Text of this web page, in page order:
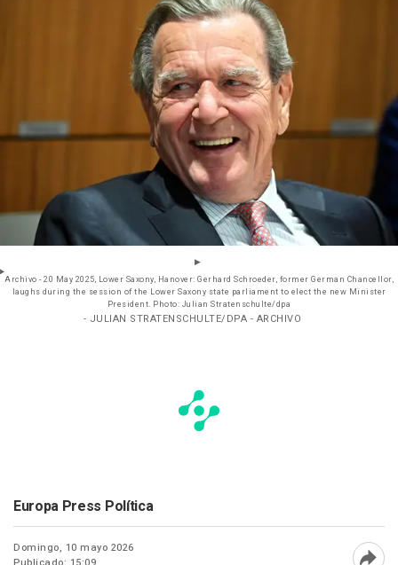
Archivo - 20 May 2025, Lower Saxony, Hanover: Gerhard Schroeder, former German Chancellor,
laughs during the session of the Lower Saxony state parliament to elect the new Minister
President. Photo: Julian Stratenschulte/dpa
- JULIAN STRATENSCHULTE/DPA - ARCHIVO
Europa Press Política
Domingo, 10 mayo 2026